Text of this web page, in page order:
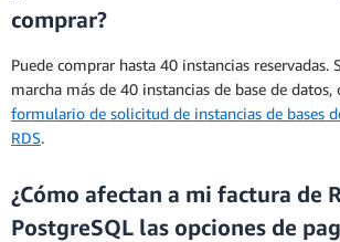
comprar?
Puede comprar hasta 40 instancias reservadas.
marcha más de 40 instancias de base de datos,
formulario de solicitud de instancias de bases
RDS.
¿Cómo afectan a mi factura de
PostgreSQL las opciones de